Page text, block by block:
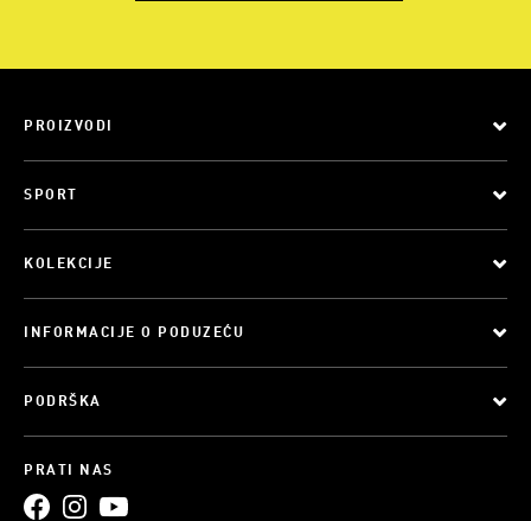
PROIZVODI
SPORT
KOLEKCIJE
INFORMACIJE O PODUZEĆU
PODRŠKA
PRATI NAS